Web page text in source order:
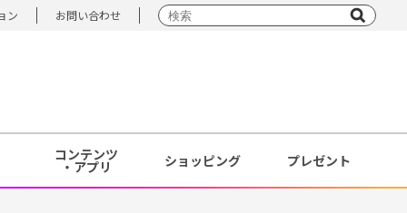
ン お問い合わせ
コンテンツ
・アプリ ショッピング プレゼント